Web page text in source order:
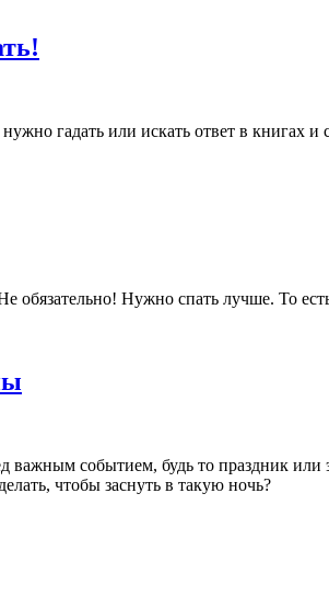
гадать или искать ответ в книгах и
Нужно спать лучше. То
важным событием, будь то праздник или
чтобы заснуть в такую ночь?